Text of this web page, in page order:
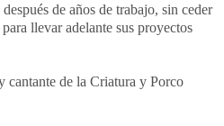
de años de trabajo, sin ceder
llevar adelante sus proyectos
cantante de la Criatura y Porco